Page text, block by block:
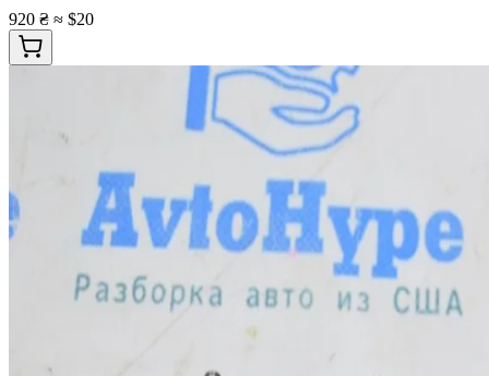
920 ₴ ≈ $20